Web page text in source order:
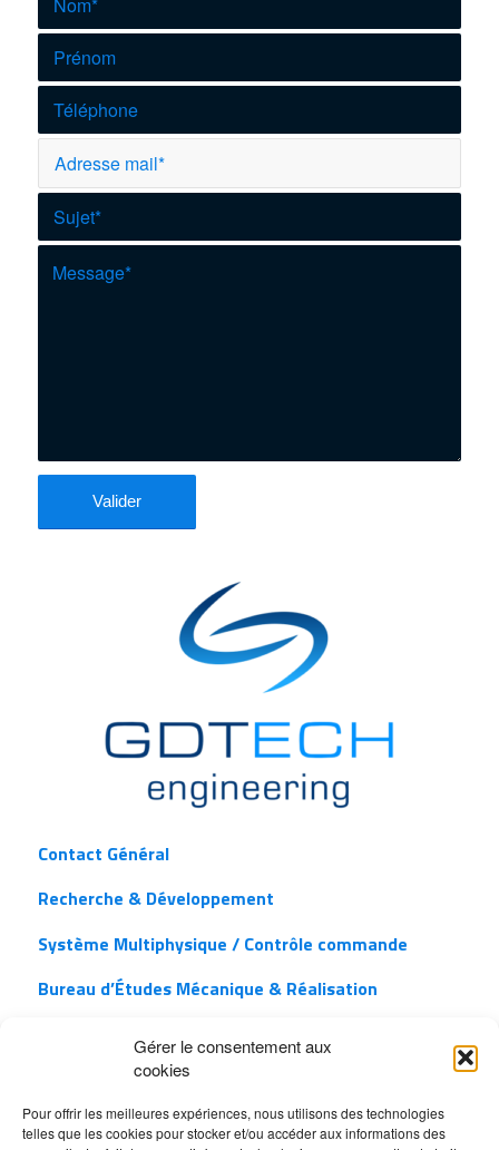
Gérer le consentement aux
cookies
Pour offrir les meilleures expériences, nous utilisons des technologies
telles que les cookies pour stocker et/ou accéder aux informations des
Contact Général
Recherche & Développement
Système Multiphysique / Contrôle commande
Bureau d’Études Mécanique & Réalisation
Aérothermique / Thermique / CFD
Combustion / CFD
Fiabilité / Traitement Statistique